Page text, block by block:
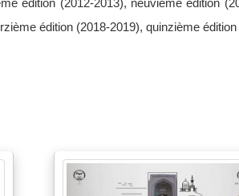
édition (2012-2013), neuvième édition
édition (2018-2019), quinzième